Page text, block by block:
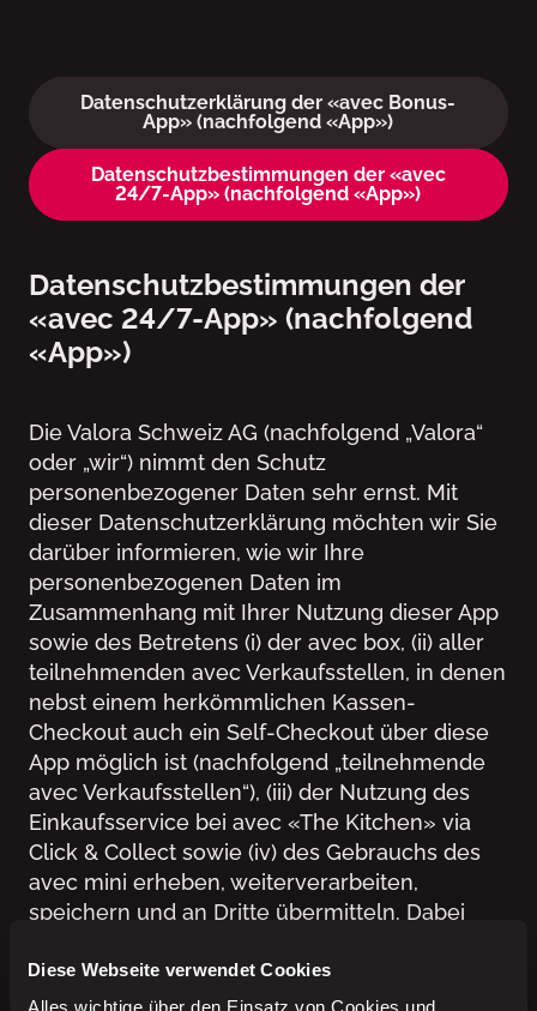
Diese Webseite verwendet Cookies
Alles wichtige über den Einsatz von Cookies und
Datenschutzerklärung der «avec Bonus-
App» (nachfolgend «App»)
Datenschutzbestimmungen der «avec
24/7-App» (nachfolgend «App»)
Datenschutzbestimmungen der
«avec 24/7-App» (nachfolgend
«App»)
Die Valora Schweiz AG (nachfolgend „Valora“
oder „wir“) nimmt den Schutz
personenbezogener Daten sehr ernst. Mit
dieser Datenschutzerklärung möchten wir Sie
darüber informieren, wie wir Ihre
personenbezogenen Daten im
Zusammenhang mit Ihrer Nutzung dieser App
sowie des Betretens (i) der avec box, (ii) aller
teilnehmenden avec Verkaufsstellen, in denen
nebst einem herkömmlichen Kassen-
Checkout auch ein Self-Checkout über diese
App möglich ist (nachfolgend „teilnehmende
avec Verkaufsstellen“), (iii) der Nutzung des
Einkaufsservice bei avec «The Kitchen» via
Click & Collect sowie (iv) des Gebrauchs des
avec mini erheben, weiterverarbeiten,
speichern und an Dritte übermitteln. Dabei
Schweizerischen Datenschutzgesetzes und
der Europäischen Datenschutz-